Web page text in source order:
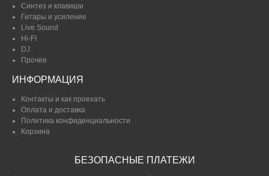
Синтез и клавиши
Гитары и усиление
Live Sound
Hi-FI
DJ
Прочее
ИНФОРМАЦИЯ
Контакты и как проехать
Оплата и доставка
Политика конфиденциальности
Корзина
БЕЗОПАСНЫЕ ПЛАТЕЖИ